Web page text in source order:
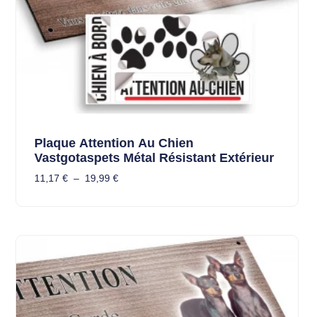
Plaque Attention Au Chien
Vastgotaspets Métal Résistant Extérieur
11,17 € – 19,99 €